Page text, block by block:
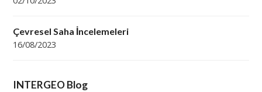
Çevresel Saha İncelemeleri
16/08/2023
INTERGEO Blog